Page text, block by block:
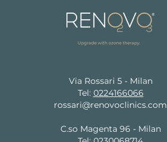
Via Rossari 5 - Milan
Tel: 0224166066
rossari@renovoclinics.com
C.so Magenta 96 - Milan